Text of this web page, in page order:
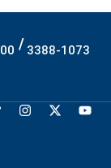
/ 3388-1073